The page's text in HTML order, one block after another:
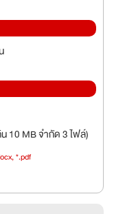
10 MB จำกัด 3 ไฟล์)
*.pdf